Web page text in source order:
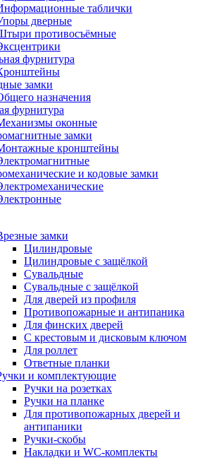
таблички
дверные
противосъёмные
фурнитура
замки
назначения
фурнитура
оконные
замки
кронштейны
и кодовые замки
замки
Цилиндровые
Цилиндровые с защёлкой
Сувальдные
Сувальдные с защёлкой
Для дверей из профиля
Противопожарные и антипаника
Для финских дверей
С крестовым и дисковым ключом
Для роллет
Ответные планки
и комплектующие
Ручки на розетках
Ручки на планке
Для противопожарных дверей и
антипаники
Ручки-скобы
Накладки и WC-комплекты